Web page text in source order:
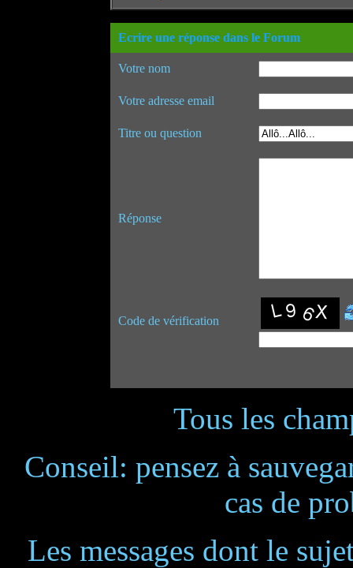
Ecrire une réponse dans le Forum
Votre nom
Votre adresse email
Titre ou question
Réponse
Code de vérification
Tous les
Conseil: pensez à
cas de
Les messages dont le